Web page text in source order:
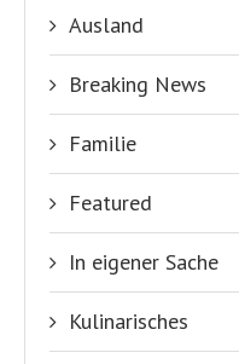
Ausland
Breaking News
Familie
Featured
In eigener Sache
Kulinarisches